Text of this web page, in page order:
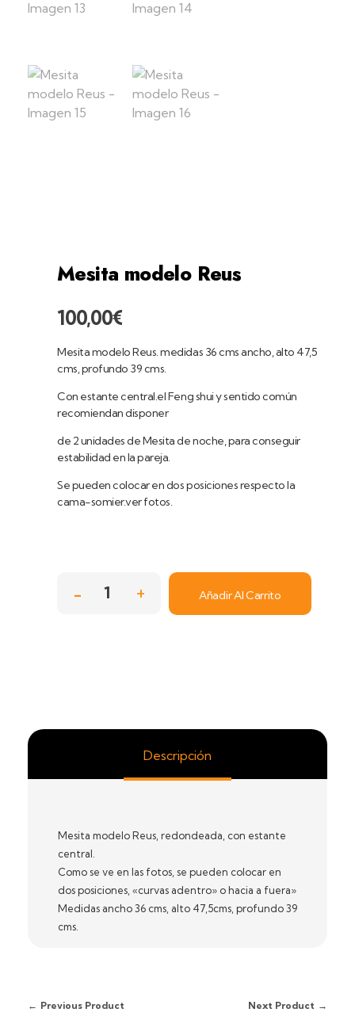
Mesita modelo Reus
100,00€
Mesita modelo Reus. medidas 36 cms ancho, alto 47,5
cms, profundo 39 cms.
Con estante central.el Feng shui y sentido común
recomiendan disponer
de 2 unidades de Mesita de noche, para conseguir
estabilidad en la pareja.
Se pueden colocar en dos posiciones respecto la
cama-somier.ver fotos.
Añadir Al Carrito
Descripción
Mesita modelo Reus, redondeada, con estante
central.
Como se ve en las fotos, se pueden colocar en
dos posiciones, «curvas adentro» o hacia a fuera»
Medidas ancho 36 cms, alto 47,5cms, profundo 39
cms.
Previous Product Next Product